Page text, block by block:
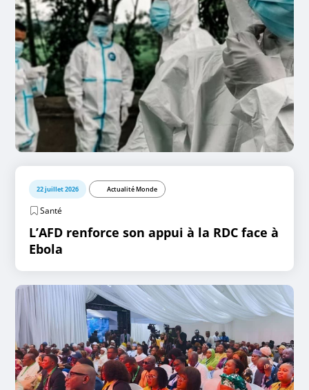
22 juillet 2026 Actualité Monde
Santé
L’AFD renforce son appui à la RDC face à
Ebola